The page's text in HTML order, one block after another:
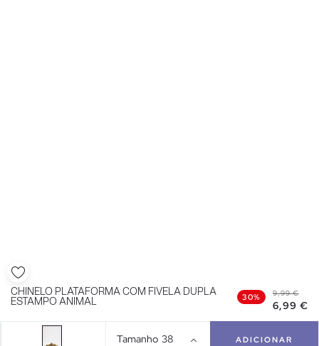
CHINELO PLATAFORMA COM FIVELA DUPLA
ESTAMPO ANIMAL
30% 9,99 €
6,99 €
Tamanho 38 ADICIONAR